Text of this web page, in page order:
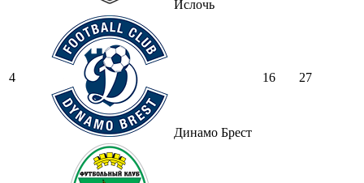
Ислочь
4
Динамо Брест
16 27